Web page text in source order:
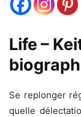
Life –
Se replonger
quelle